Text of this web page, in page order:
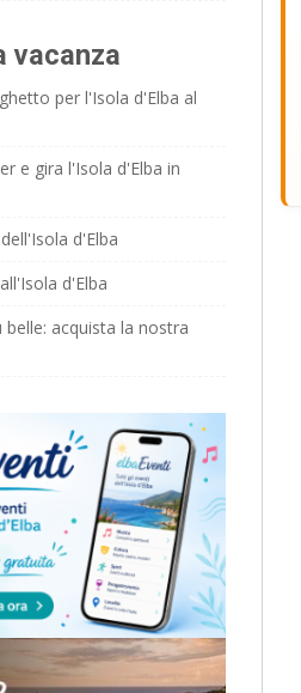
vacanza
per l'Isola d'Elba al
e gira l'Isola d'Elba in
d'Elba
d'Elba
belle: acquista la nostra